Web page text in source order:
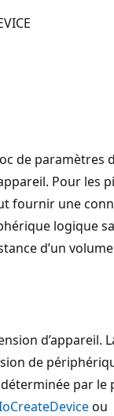
de paramètres
Pour les
fournir une
logique
d’un volume
d’appareil.
de
par le
ou